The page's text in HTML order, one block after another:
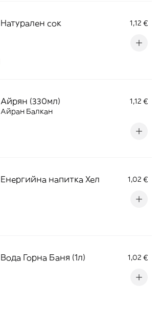
Натурален сок 1,12 €
Айрян (330мл)
1,12 €
Айран Балкан
Енергийна напитка Хел 1,02 €
Вода Горна Баня (1л) 1,02 €